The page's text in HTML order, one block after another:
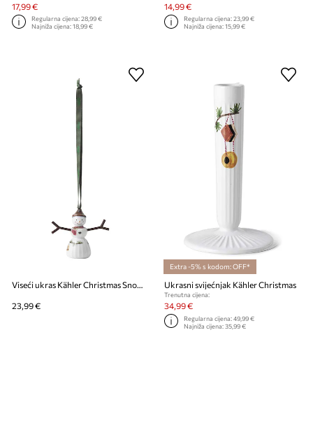
17,99 €
Regularna cijena:28,99 €
Najniža cijena:18,99 €
14,99 €
Regularna cijena:23,99 €
Najniža cijena:15,99 €
Viseći ukras Kähler Christmas Snowgirl
23,99 €
Extra -5% s kodom: OFF*
Ukrasni svijećnjak Kähler Christmas
Trenutna cijena:
34,99 €
Regularna cijena:49,99 €
Najniža cijena:35,99 €